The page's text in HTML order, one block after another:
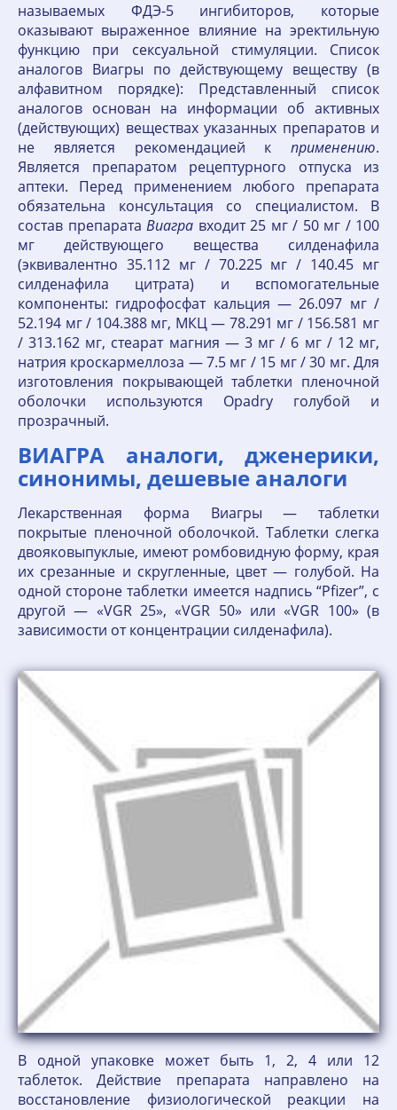
называемых ФДЭ-5 ингибиторов, которые
оказывают выраженное влияние на эректильную
функцию при сексуальной стимуляции. Список
аналогов Виагры по действующему веществу (в
алфавитном порядке): Представленный список
аналогов основан на информации об активных
(действующих) веществах указанных препаратов и
не является рекомендацией к применению.
Является препаратом рецептурного отпуска из
аптеки. Перед применением любого препарата
обязательна консультация со специалистом. В
состав препарата Виагра входит 25 мг / 50 мг / 100
мг действующего вещества силденафила
(эквивалентно 35.112 мг / 70.225 мг / 140.45 мг
силденафила цитрата) и вспомогательные
компоненты: гидрофосфат кальция — 26.097 мг /
52.194 мг / 104.388 мг, МКЦ — 78.291 мг / 156.581 мг
/ 313.162 мг, стеарат магния — 3 мг / 6 мг / 12 мг,
натрия кроскармеллоза — 7.5 мг / 15 мг / 30 мг. Для
изготовления покрывающей таблетки пленочной
оболочки используются Opadry голубой и
прозрачный.
ВИАГРА аналоги, дженерики,
синонимы, дешевые аналоги
Лекарственная форма Виагры — таблетки
покрытые пленочной оболочкой. Таблетки слегка
двояковыпуклые, имеют ромбовидную форму, края
их срезанные и скругленные, цвет — голубой. На
одной стороне таблетки имеется надпись “Pfizer”, с
другой — «VGR 25», «VGR 50» или «VGR 100» (в
зависимости от концентрации силденафила).
В одной упаковке может быть 1, 2, 4 или 12
таблеток. Действие препарата направлено на
восстановление физиологической реакции на